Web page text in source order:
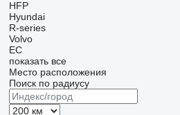
HFP
Hyundai
R-series
Volvo
EC
показать все
Место расположения
Поиск по радиусу